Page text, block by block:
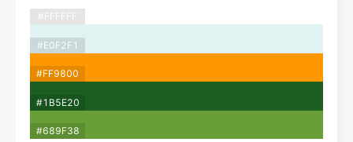
#FFFFFF
#E0F2F1
#FF9800
#1B5E20
#689F38